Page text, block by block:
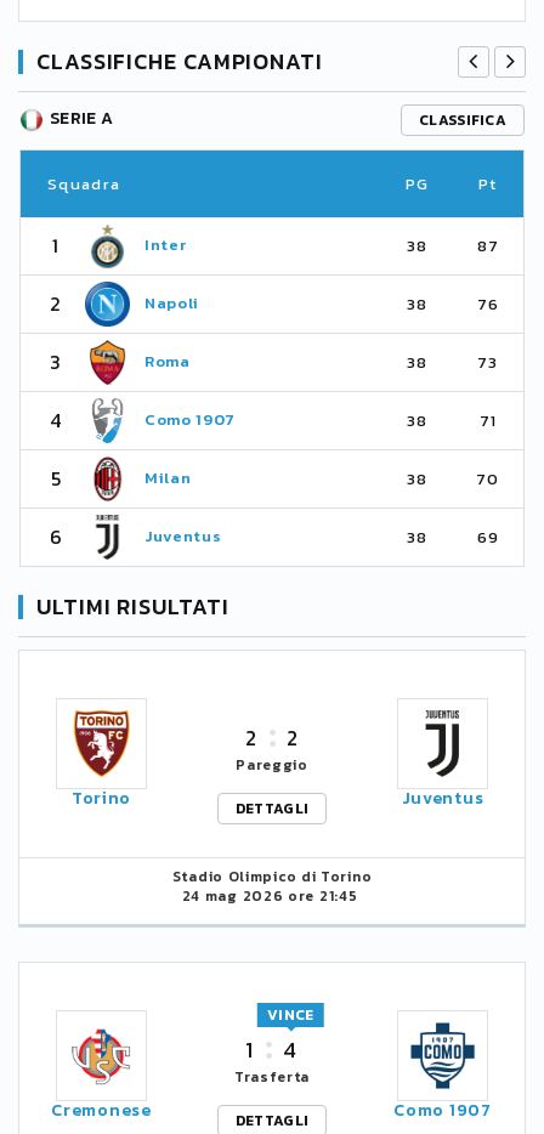
CLASSIFICHE CAMPIONATI
SERIE A CLASSIFICA
Squadra PG Pt
1 Inter 38 87
2 Napoli 38 76
3 Roma 38 73
4 Como 1907 38 71
5 Milan 38 70
6 Juventus 38 69
ULTIMI RISULTATI
Torino
2 2
Pareggio
DETTAGLI
Juventus
Stadio Olimpico di Torino
24 mag 2026 ore 21:45
Cremonese
1 4
VINCE
Trasferta
DETTAGLI
Como 1907